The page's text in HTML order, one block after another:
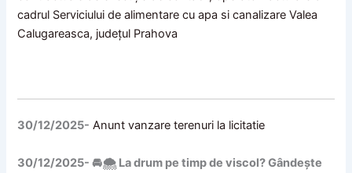
cadrul Serviciului de alimentare cu apa si canalizare Valea
Calugareasca, județul Prahova
30/12/2025- Anunt vanzare terenuri la licitatie
30/12/2025- 🚘🌨️ La drum pe timp de viscol? Gândește